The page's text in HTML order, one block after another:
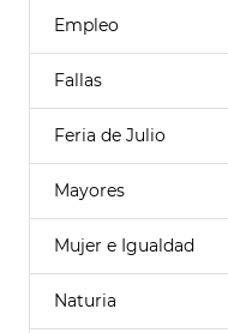
Empleo
Fallas
Feria de Julio
Mayores
Mujer e Igualdad
Naturia